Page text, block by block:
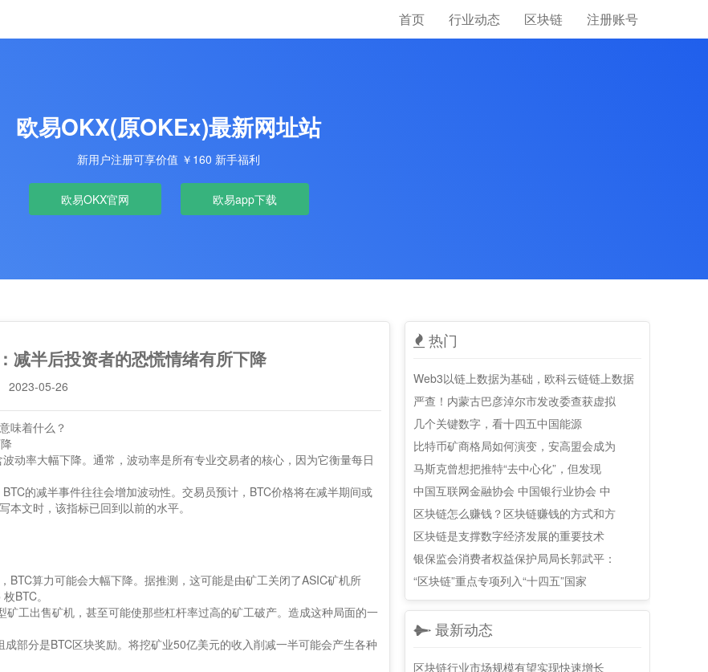
首页 行业动态 区块链 注册账号
欧易OKX(原OKEx)最新网址站
新用户注册可享价值 ￥160 新手福利
欧易OKX官网 欧易app下载
减半后投资者的恐慌情绪有所下降
2023-05-26
味着什么？
波动率大幅下降。通常，波动率是所有专业交易者的核心，因为它衡量每日
的减半事件往往会增加波动性。交易员预计，BTC价格将在减半期间或
文时，该指标已回到以前的水平。
算力可能会大幅下降。据推测，这可能是由矿工关闭了ASIC矿机所
BTC。
工出售矿机，甚至可能使那些杠杆率过高的矿工破产。造成这种局面的一
部分是BTC区块奖励。将挖矿业50亿美元的收入削减一半可能会产生各种
热门
Web3以链上数据为基础，欧科云链链上数据
严查！内蒙古巴彦淖尔市发改委查获虚拟
几个关键数字，看十四五中国能源
比特币矿商格局如何演变，安高盟会成为
马斯克曾想把推特“去中心化”，但发现
中国互联网金融协会 中国银行业协会 中
区块链怎么赚钱？区块链赚钱的方式和方
区块链是支撑数字经济发展的重要技术
银保监会消费者权益保护局局长郭武平：
“区块链”重点专项列入“十四五”国家
最新动态
区块链行业市场规模有望实现快速增长